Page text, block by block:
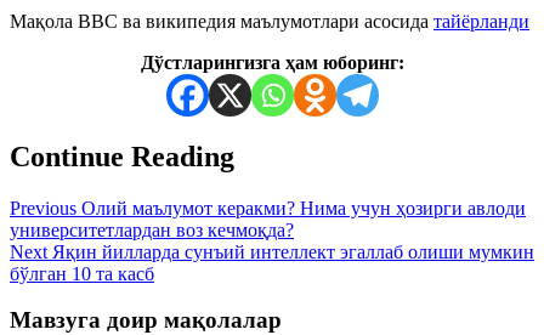
Мақола BBC ва википедия маълумотлари асосида тайёрланди
Дўстларингизга ҳам юборинг:
Continue Reading
Previous Олий маълумот керакми? Нима учун ҳозирги авлоди
университетлардан воз кечмоқда?
Next Яқин йилларда сунъий интеллект эгаллаб олиши мумкин
бўлган 10 та касб
Мавзуга доир мақолалар